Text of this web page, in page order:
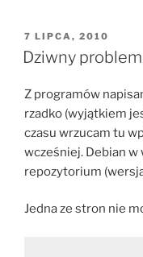
OPUBLIKOWANE
W
7 LIPCA, 2010
Dziwny
Z programów
rzadko (wyjątkiem
czasu wrzucam tu
wcześniej. Debian w
repozytorium
Jedna ze stron nie